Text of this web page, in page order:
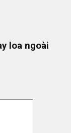
loa ngoài